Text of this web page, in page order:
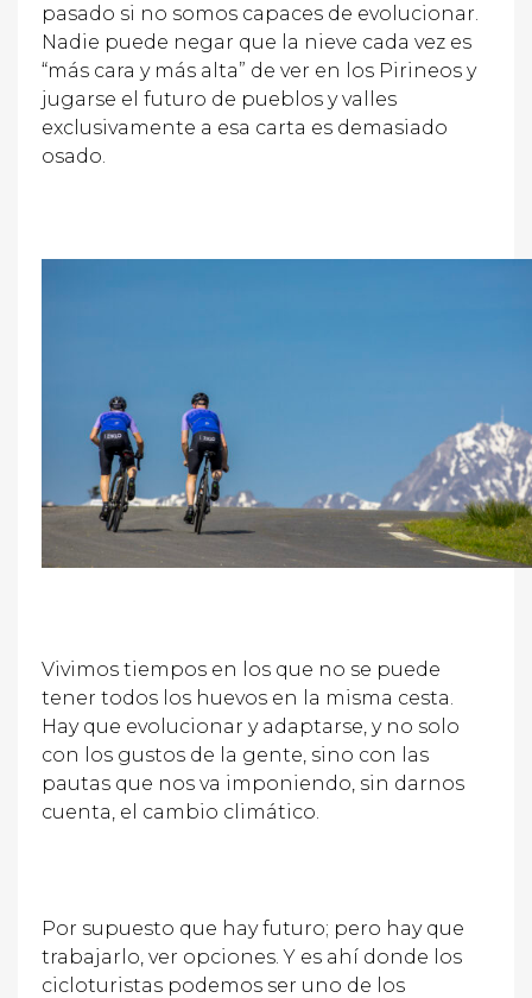
pasado si no somos capaces de evolucionar.
Nadie puede negar que la nieve cada vez es
“más cara y más alta” de ver en los Pirineos y
jugarse el futuro de pueblos y valles
exclusivamente a esa carta es demasiado
osado.
Vivimos tiempos en los que no se puede
tener todos los huevos en la misma cesta.
Hay que evolucionar y adaptarse, y no solo
con los gustos de la gente, sino con las
pautas que nos va imponiendo, sin darnos
cuenta, el cambio climático.
Por supuesto que hay futuro; pero hay que
trabajarlo, ver opciones. Y es ahí donde los
cicloturistas podemos ser uno de los